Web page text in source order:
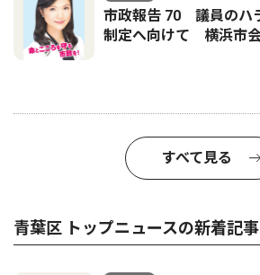
市政報告 70 議員のハ
制定へ向けて 横浜市
すべて見る
青葉区 トップニュースの新着記事